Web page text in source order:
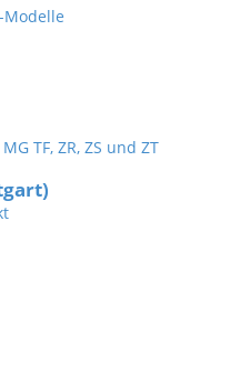
Modelle
TF, ZR, ZS und ZT